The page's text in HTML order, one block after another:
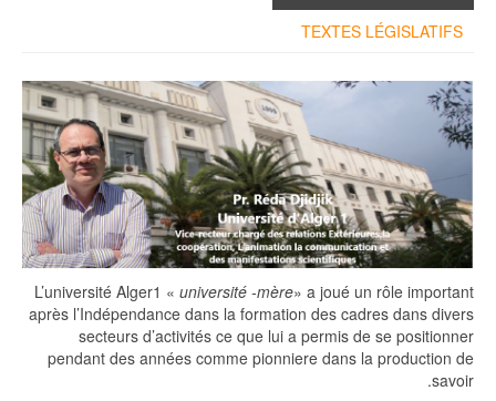
TEXTES LÉGISLATIFS
L’université Alger1 « université -mère» a joué un rôle important
après l’Indépendance dans la formation des cadres dans divers
secteurs d’activités ce que lui a permis de se positionner
pendant des années comme pionniere dans la production de
savoir.